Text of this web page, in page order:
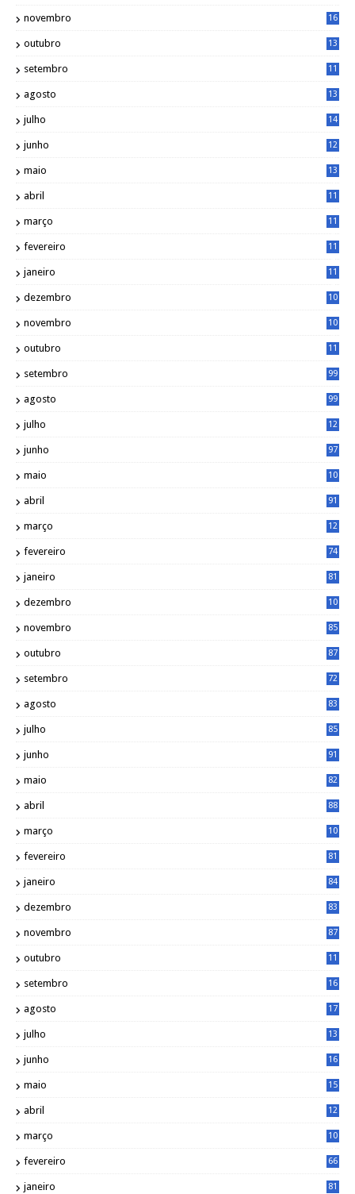
novembro
16
outubro
13
setembro
11
agosto
13
julho
14
junho
12
maio
13
abril
11
março
11
fevereiro
11
janeiro
11
dezembro
10
novembro
10
outubro
11
setembro 99
agosto 99
julho
12
junho 97
maio
10
abril 91
março
12
fevereiro 74
janeiro 81
dezembro
10
novembro 85
outubro 87
setembro 72
agosto 83
julho 85
junho 91
maio 82
abril 88
março
10
fevereiro 81
janeiro 84
dezembro 83
novembro 87
outubro
11
setembro
16
agosto
17
julho
13
junho
16
maio
15
abril
12
março
10
fevereiro 66
janeiro 81